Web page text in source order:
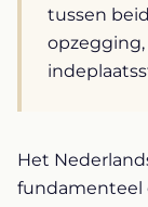
tussen
Het
fundamenteel